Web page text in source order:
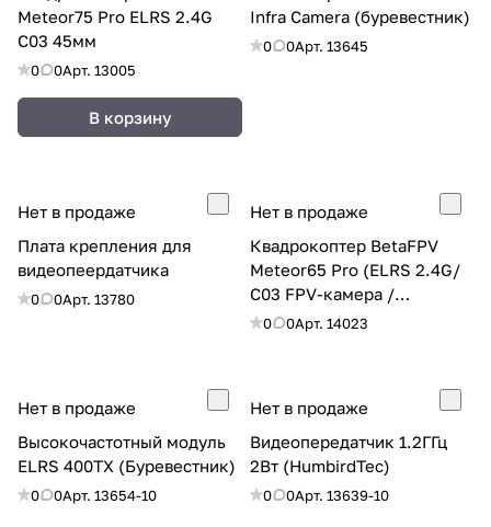
Meteor75 Pro ELRS 2.4G
C03 45мм
0 0Арт. 13005
В корзину
Infra Camera (буревестник)
0 0Арт. 13645
Нет в продаже
Плата крепления для
видеопеердатчика
0 0Арт. 13780
Нет в продаже
Квадрокоптер BetaFPV
Meteor65 Pro (ELRS 2.4G/
C03 FPV-камера /
проп.35мм)
0 0Арт. 14023
Нет в продаже
Высокочастотный модуль
ELRS 400TX (Буревестник)
0 0Арт. 13654-10
Нет в продаже
Видеопередатчик 1.2ГГц
2Вт (HumbirdTec)
0 0Арт. 13639-10